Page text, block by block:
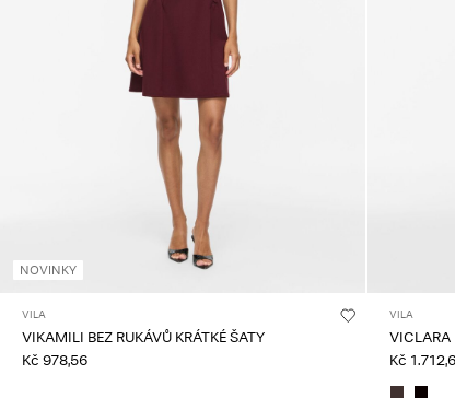
NOVINKY
VILA
VIKAMILI BEZ RUKÁVŮ KRÁTKÉ ŠATY
Kč 978,56
VILA
VICLARA
Kč